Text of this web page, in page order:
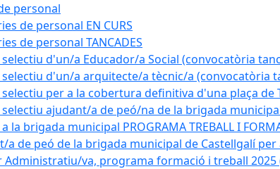
personal
de personal EN CURS
de personal TANCADES
selectiu d'un/a Educador/a Social (convocatòria
selectiu d'un/a arquitecte/a tècnic/a (convocatòria
selectiu per a la cobertura definitiva d'una plaça
selectiu ajudant/a de peó/na de la brigada
la brigada municipal PROGRAMA TREBALL I
a de peó de la brigada municipal de Castellgalí per
Administratiu/va, programa formació i treball 2025